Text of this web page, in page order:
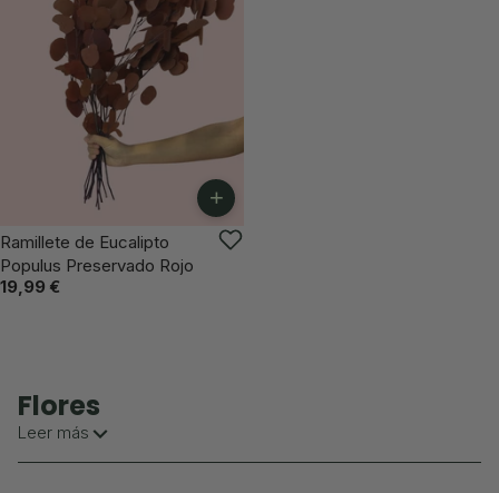
+
Ramillete de Eucalipto
Populus Preservado Rojo
19,99 €
Flores
Leer más